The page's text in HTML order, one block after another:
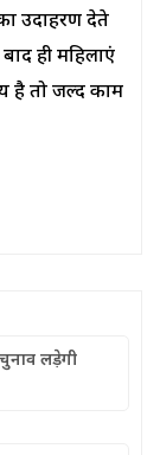
उदाहरण देते
ही महिलाएं
है तो जल्द काम
लड़ेगी